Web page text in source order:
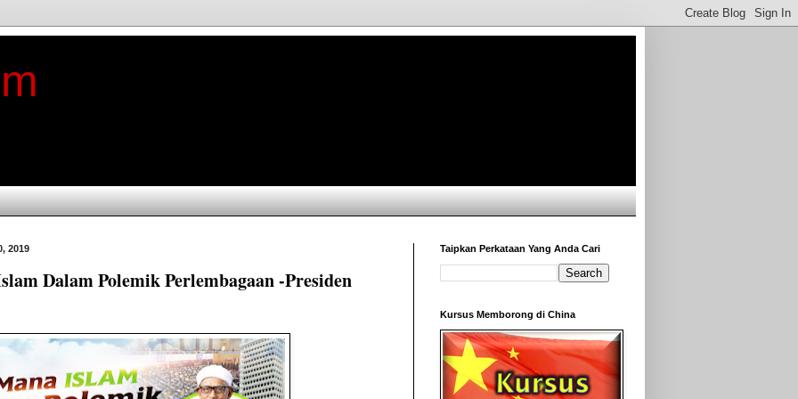
2019
Dalam Polemik Perlembagaan -Presiden
Taipkan Perkataan Yang Anda Cari
Kursus Memborong di China